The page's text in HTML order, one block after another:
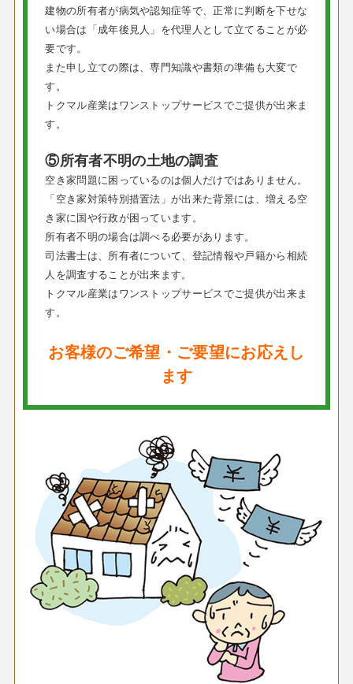
建物の所有者が病気や認知症等で、正常に判断を下せな
い場合は「成年後見人」を代理人として立てることが必
要です。
また申し立ての際は、専門知識や書類の準備も大変で
す。
トクマル産業はワンストップサービスでご提供が出来ま
す。
⑤所有者不明の土地の調査
空き家問題に困っているのは個人だけではありません。
「空き家対策特別措置法」が出来た背景には、増える空
き家に国や行政が困っています。
所有者不明の場合は調べる必要があります。
司法書士は、所有者について、登記情報や戸籍から相続
人を調査することが出来ます。
トクマル産業はワンストップサービスでご提供が出来ま
す。
お客様のご希望・ご要望にお応えし
ます